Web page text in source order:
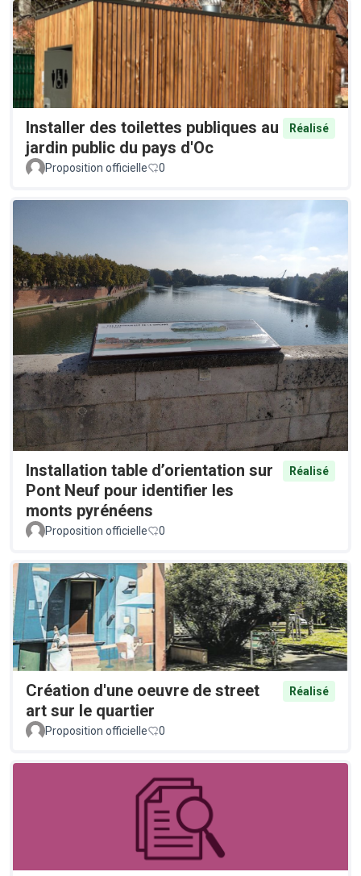
Installer des toilettes publiques au
jardin public du pays d'Oc
Réalisé
Proposition officielle 0
Installation table d’orientation sur
Pont Neuf pour identifier les
monts pyrénéens
Réalisé
Proposition officielle 0
Création d'une oeuvre de street
art sur le quartier
Réalisé
Proposition officielle 0